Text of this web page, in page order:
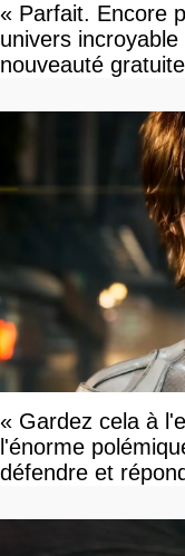
« Parfait. Encore
univers
nouveauté
« Gardez cela à
l'énorme
défendre et